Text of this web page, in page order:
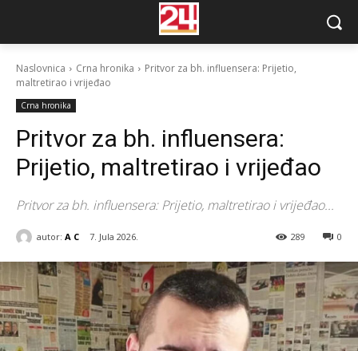
Naslovnica Crna hronika
Pritvor za bh. influensera: Prijetio,
maltretirao i vrijeđao
Crna hronika
Pritvor za bh. influensera:
Prijetio, maltretirao i vrijeđao
Pritvor za bh. influensera: Prijetio, maltretirao i vrijeđao...
autor: A C 7. Jula 2026. 0
289